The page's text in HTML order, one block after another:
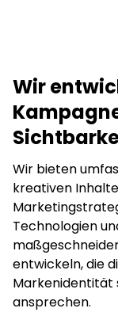
Wir
Wir bieten
kreativen
Technologien
entwickeln, die
Markenidentität
ansprechen.